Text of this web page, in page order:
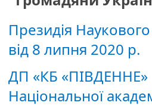
Президія
від 8 липня 2020 р.
ДП «КБ «ПІВДЕННЕ»
Національної